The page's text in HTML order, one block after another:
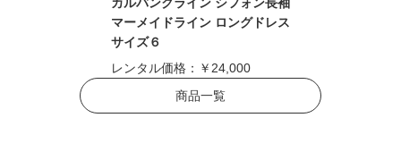
マーメイドライン ロングドレス
サイズ６
レンタル価格： ￥24,000
商品一覧